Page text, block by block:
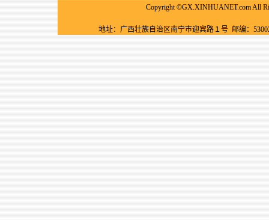
Copyright ©GX.XINHUANET.com All
地址：广西壮族自治区南宁市迎宾路１号 邮编：